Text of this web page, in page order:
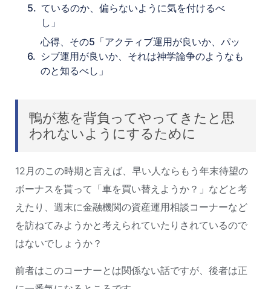
ているのか、偏らないように気を付けるべ
し」
心得、その5「アクティブ運用が良いか、パッ
シブ運用が良いか、それは神学論争のようなも
のと知るべし」
鴨が葱を背負ってやってきたと思
われないようにするために
12月のこの時期と言えば、早い人ならもう年末待望の
ボーナスを貰って「車を買い替えようか？」などと考
えたり、週末に金融機関の資産運用相談コーナーなど
を訪ねてみようかと考えられていたりされているので
はないでしょうか？
前者はこのコーナーとは関係ない話ですが、後者は正